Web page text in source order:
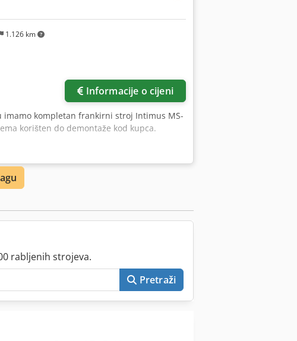
1.126 km
Informacije o cijeni
imamo kompletan frankirni stroj Intimus MS-
korišten do demontaže kod kupca.
rabljenih strojeva.
Pretraži